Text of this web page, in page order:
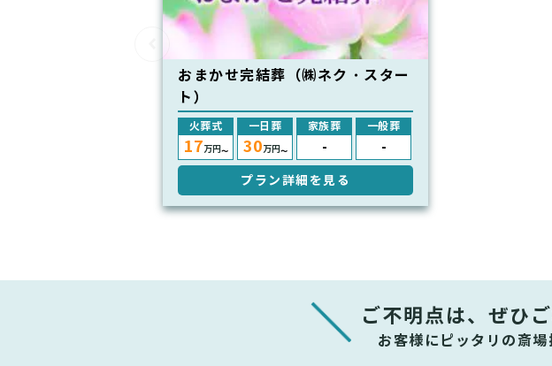
おまかせ完結葬（㈱ネク・スター
ト）
火葬式
17万円〜
一日葬
30万円〜
家族葬
-
一般葬
-
プラン詳細を見る
ご不明点は、ぜひ
お客様にピッタリの斎場